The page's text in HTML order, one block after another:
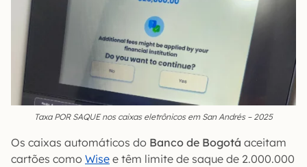
Taxa POR SAQUE nos caixas eletrônicos em San Andrés – 2025
Os caixas automáticos do Banco de Bogotá aceitam
cartões como Wise e têm limite de saque de 2.000.000